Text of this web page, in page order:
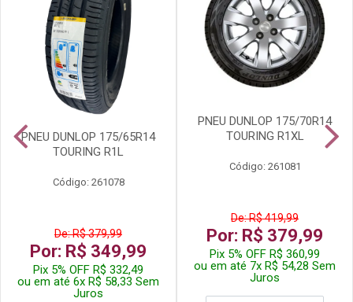
PNEU DUNLOP 175/65R14
TOURING R1L
Código: 261078
De: R$ 379,99
Por: R$ 349,99
Pix 5% OFF R$ 332,49
ou em até 6x R$ 58,33 Sem
Juros
PNEU DUNLOP 175/70R14
TOURING R1XL
Código: 261081
De: R$ 419,99
Por: R$ 379,99
Pix 5% OFF R$ 360,99
ou em até 7x R$ 54,28 Sem
Juros